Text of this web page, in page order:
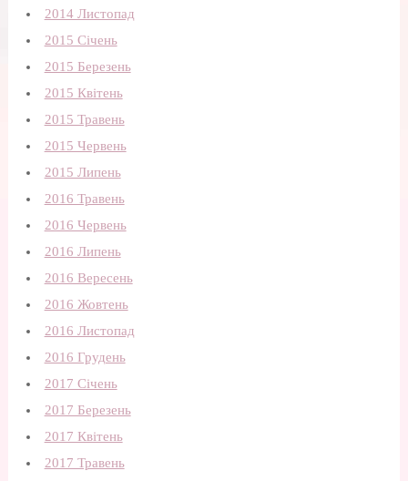
2014 Листопад
2015 Січень
2015 Березень
2015 Квітень
2015 Травень
2015 Червень
2015 Липень
2016 Травень
2016 Червень
2016 Липень
2016 Вересень
2016 Жовтень
2016 Листопад
2016 Грудень
2017 Січень
2017 Березень
2017 Квітень
2017 Травень